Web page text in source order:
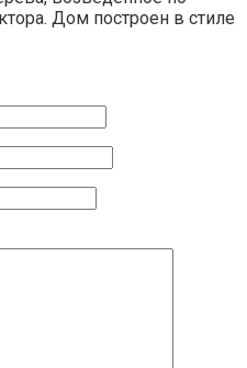
Дом построен в стиле